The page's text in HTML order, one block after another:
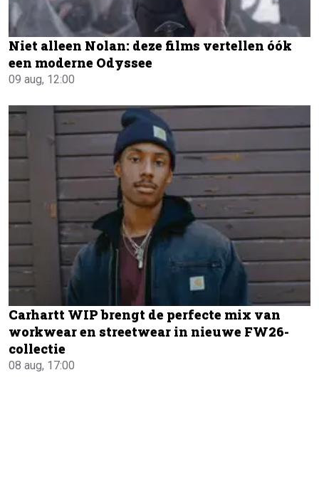
Niet alleen Nolan: deze films vertellen óók
een moderne Odyssee
09 aug, 12:00
Carhartt WIP brengt de perfecte mix van
workwear en streetwear in nieuwe FW26-
collectie
08 aug, 17:00